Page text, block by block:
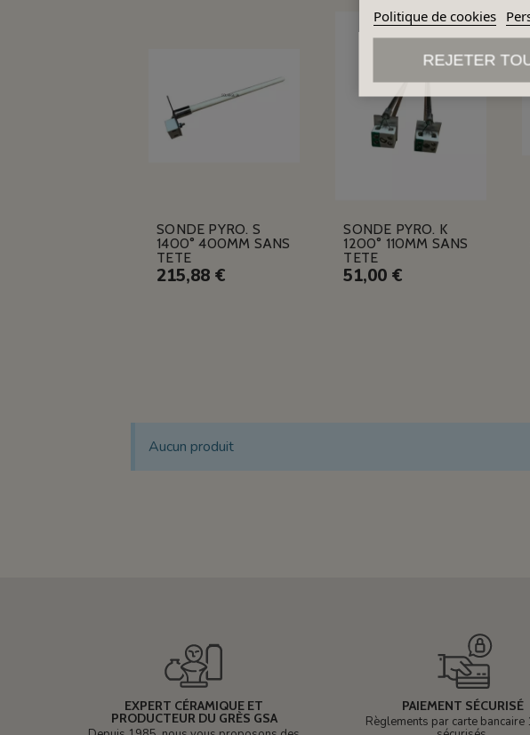
SONDE PYRO. S
1400° 400MM SANS
TETE
215,88 €
SONDE PYRO. K
1200° 110MM SANS
TETE
51,00 €
Aucun produit
EXPERT CÉRAMIQUE ET
PRODUCTEUR DU GRÈS GSA
PAIEMENT SÉCURISÉ
Règlements par carte bancaire
Politique de cookies
REJETER